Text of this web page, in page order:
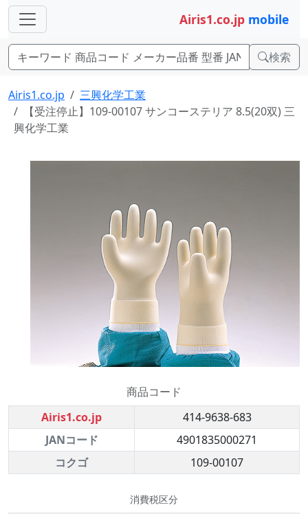
Airis1.co.jp mobile
検索
Airis1.co.jp
三興化学工業
【受注停止】109-00107 サンコーステリア 8.5(20双) 三
興化学工業
商品コード
Airis1.co.jp
414-9638-683
JANコード
4901835000271
コクゴ
109-00107
消費税区分